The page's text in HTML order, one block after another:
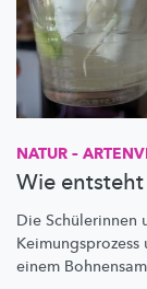
NATUR –
Wie entsteht
Die Schülerinnen
Keimungsprozess
einem